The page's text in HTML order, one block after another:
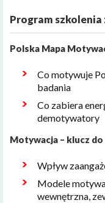
Program
Polska Mapa
Co motywuje
badania
Co zabiera
demotywatory
Motywacja – klucz
Wpływ
Modele
wewnętrzna,